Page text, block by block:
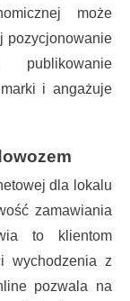
może
pozycjonowanie
i angażuje
dla lokalu
zamawiania
to klientom
wychodzenia z
pozwala na